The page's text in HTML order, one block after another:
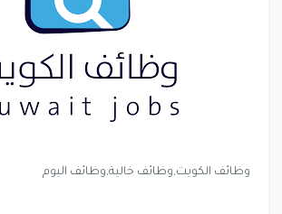
وظائف الكويت,وظائف خالية,وظائف اليوم